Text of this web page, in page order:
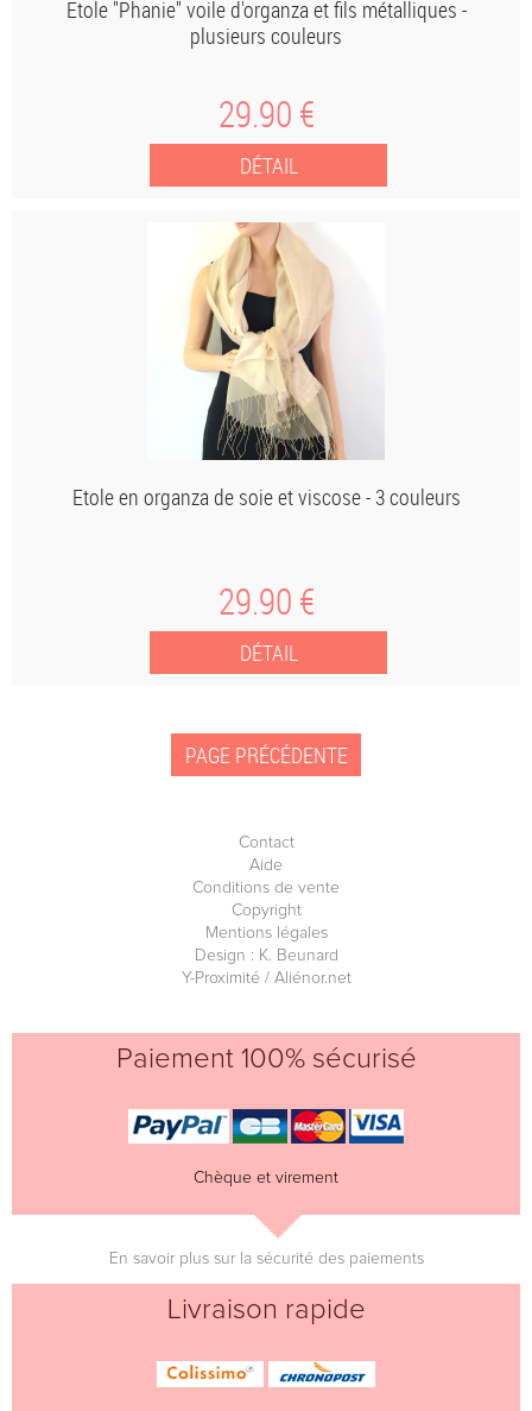
Etole "Phanie" voile d'organza et fils métalliques -
plusieurs couleurs
29.90 €
Etole en organza de soie et viscose - 3 couleurs
29.90 €
Contact
Aide
Conditions de vente
Copyright
Mentions légales
Design : K. Beunard
Y-Proximité / Aliénor.net
Paiement 100% sécurisé
Chèque et virement
En savoir plus sur la sécurité des paiements
Livraison rapide